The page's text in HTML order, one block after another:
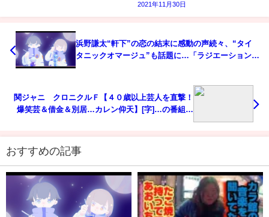
2021年11月30日
浜野謙太“軒下”の恋の結末に感動の声続々、“タイ
タニックオマージュ”も話題に…「ラジエーションハ
関ジャニ∞クロニクルＦ【４０歳以上芸人を直撃！
爆笑芸＆借金＆別居…カレン仰天】[字]…の番組内
おすすめの記事